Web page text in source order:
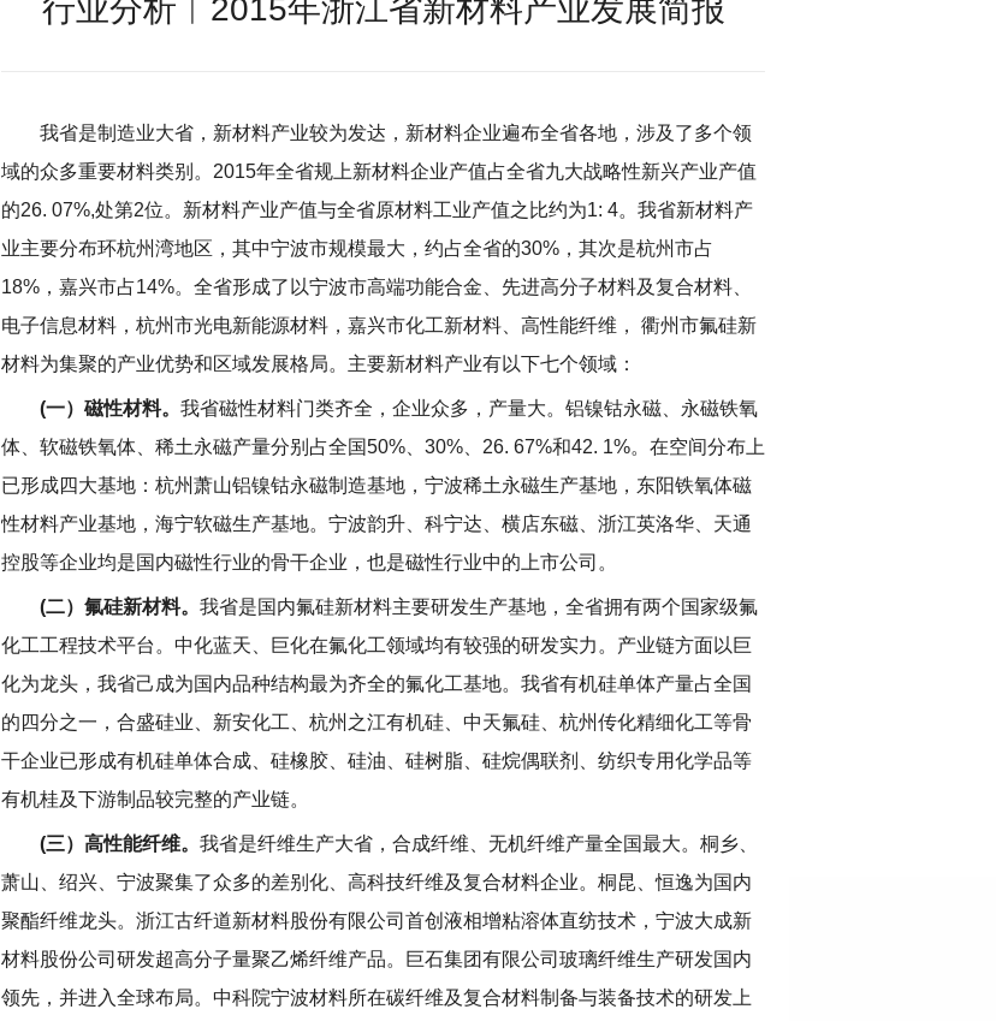
行业分析︱2015年浙江省新材料产业发展简报
我省是制造业大省，新材料产业较为发达，新材料企业遍布全省各地，涉及了多个领
域的众多重要材料类别。 2015年全省规上新材料企业产值占全省九大战略性新兴产业产值
的26. 07%,处第2位。新材料产业产值与全省原材料工业产值之比约为1: 4。我省新材料产
业主要分布环杭州湾地区，其中宁波市规模最大，约占全省的30% ，其次是杭州市占
18% ，嘉兴市占14%。全省形成了以宁波市高端功能合金、先进高分子材料及复合材料、
电子信息材料，杭州市光电新能源材料，嘉兴市化工新材料、高性能纤维，
衢州市氟硅新
材料为集聚的产业优势和区域发展格局。主要新材料产业有以下七个领域：
(一）磁性材料。 我省磁性材料门类齐全，企业众多，产量大。铝镍钴永磁、永磁铁氧
体、软磁铁氧体、稀土永磁产量分别占全国50% 30% 26. 67%和42. 1%。在空间分布上
已形成四大基地：杭州萧山铝镍钴永磁制造基地，宁波稀土永磁生产基地，东阳铁氧体磁
性材料产业基地，海宁软磁生产基地。宁波韵升、科宁达、横店东磁、浙江英洛华、天通
控股等企业均是国内磁性行业的骨干企业，也是磁性行业中的上市公司。
(二）氟硅新材料。 我省是国内氟硅新材料主要研发生产基地，全省拥有两个国家级氟
化工工程技术平台。中化蓝天、巨化在氟化工领域均有较强的研发实力。产业链方面以巨
化为龙头，我省己成为国内品种结构最为齐全的氟化工基地。我省有机硅单体产量占全国
的四分之一，合盛硅业、新安化工、杭州之江有机硅、中天氟硅、杭州传化精细化工等骨
干企业已形成有机硅单体合成、硅橡胶、硅油、硅树脂、硅烷偶联剂、纺织专用化学品等
有机桂及下游制品较完整的产业链。
(三）高性能纤维。 我省是纤维生产大省，合成纤维、无机纤维产量全国最大。桐乡、
萧山、绍兴、宁波聚集了众多的差别化、高科技纤维及复合材料企业。桐昆、恒逸为国内
聚酯纤维龙头。浙江古纤道新材料股份有限公司首创液相增粘溶体直纺技术，宁波大成新
材料股份公司研发超高分子量聚乙烯纤维产品。巨石集团有限公司玻璃纤维生产研发国内
领先，并进入全球布局。中科院宁波材料所在碳纤维及复合材料制备与装备技术的研发上